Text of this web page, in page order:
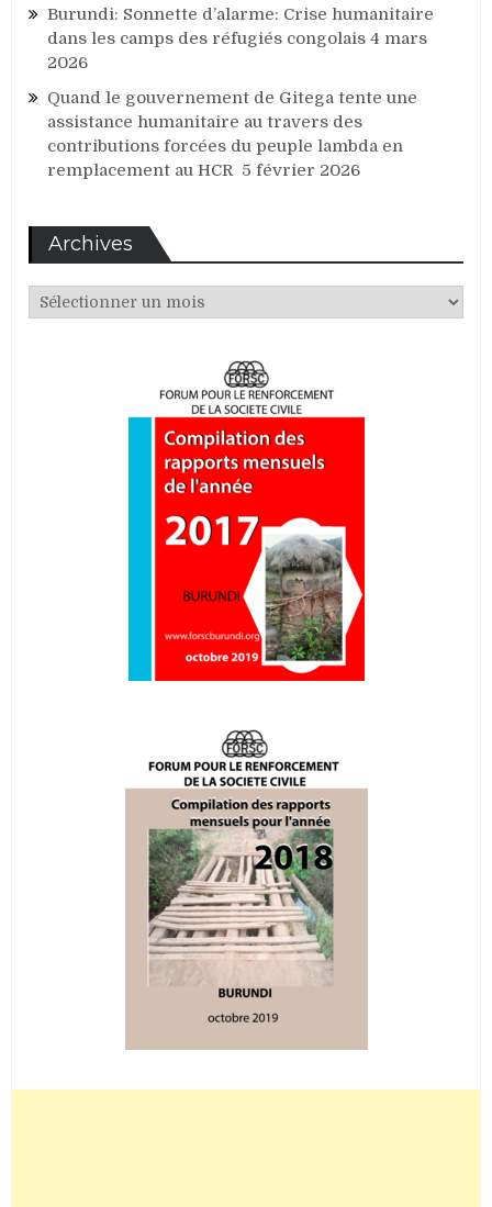
Burundi: Sonnette d’alarme: Crise humanitaire
dans les camps des réfugiés congolais 4 mars
2026
Quand le gouvernement de Gitega tente une
assistance humanitaire au travers des
contributions forcées du peuple lambda en
remplacement au HCR 5 février 2026
Archives
Archives